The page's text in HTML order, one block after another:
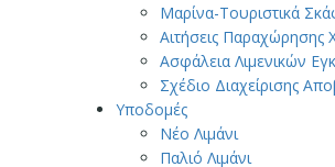
Μαρίνα-Τουριστικά
Αιτήσεις Παραχώρησης
Ασφάλεια Λιμενικών
Σχέδιο Διαχείρισης
Υποδομές
Νέο Λιμάνι
Παλιό Λιμάνι